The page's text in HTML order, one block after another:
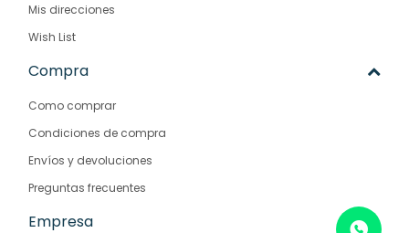
Mis direcciones
Wish List
Compra
Como comprar
Condiciones de compra
Envíos y devoluciones
Preguntas frecuentes
Empresa